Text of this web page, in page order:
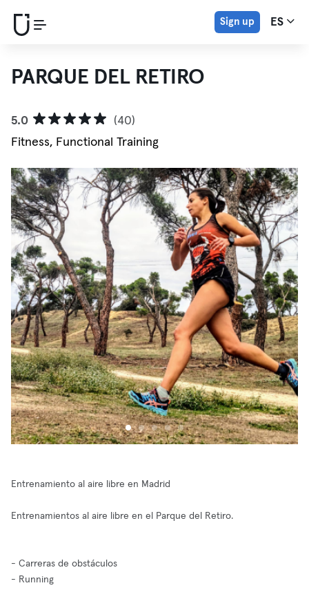
Sign up ES
PARQUE DEL RETIRO
5.0
(40)
Fitness, Functional Training
Entrenamiento al aire libre en Madrid
Entrenamientos al aire libre en el Parque del Retiro.
- Carreras de obstáculos
- Running